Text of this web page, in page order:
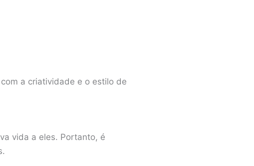
a criatividade e o estilo de
vida a eles. Portanto, é